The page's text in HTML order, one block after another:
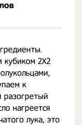
кубиком 2Х2
к
разогретый
нагреется
лука, это